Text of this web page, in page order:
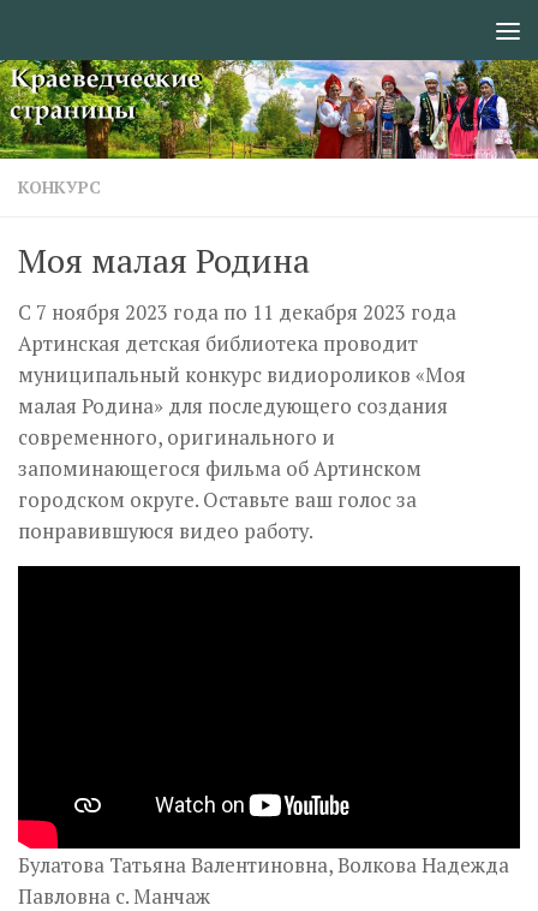
КОНКУРС
Моя малая Родина
С 7 ноября 2023 года по 11 декабря 2023 года
Артинская детская библиотека проводит
муниципальный конкурс видиороликов «Моя
малая Родина» для последующего создания
современного, оригинального и
запоминающегося фильма об Артинском
городском округе. Оставьте ваш голос за
понравившуюся видео работу.
Булатова Татьяна Валентиновна, Волкова Надежда
Павловна с. Манчаж